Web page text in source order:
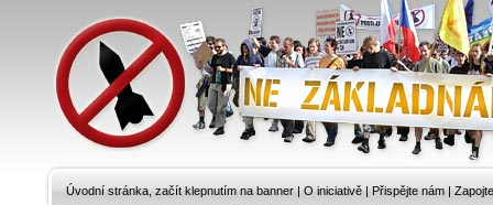
Úvodní stránka, začít klepnutím na banner | O iniciativě | Přispějte nám |